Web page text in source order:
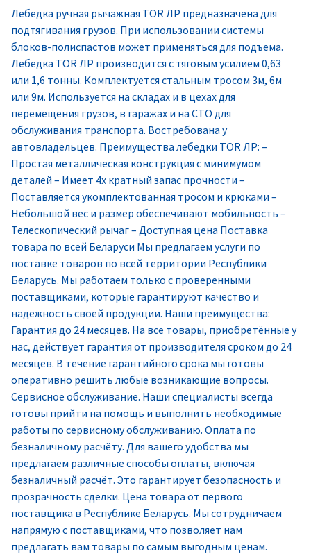
Лебедка ручная рычажная TOR ЛР предназначена для
подтягивания грузов. При использовании системы
блоков-полиспастов может применяться для подъема.
Лебедка TOR ЛР производится с тяговым усилием 0,63
или 1,6 тонны. Комплектуется стальным тросом 3м, 6м
или 9м. Используется на складах и в цехах для
перемещения грузов, в гаражах и на СТО для
обслуживания транспорта. Востребована у
автовладельцев. Преимущества лебедки TOR ЛР: –
Простая металлическая конструкция с минимумом
деталей – Имеет 4х кратный запас прочности –
Поставляется укомплектованная тросом и крюками –
Небольшой вес и размер обеспечивают мобильность –
Телескопический рычаг – Доступная цена Поставка
товара по всей Беларуси Мы предлагаем услуги по
поставке товаров по всей территории Республики
Беларусь. Мы работаем только с проверенными
поставщиками, которые гарантируют качество и
надёжность своей продукции. Наши преимущества:
Гарантия до 24 месяцев. На все товары, приобретённые у
нас, действует гарантия от производителя сроком до 24
месяцев. В течение гарантийного срока мы готовы
оперативно решить любые возникающие вопросы.
Сервисное обслуживание. Наши специалисты всегда
готовы прийти на помощь и выполнить необходимые
работы по сервисному обслуживанию. Оплата по
безналичному расчёту. Для вашего удобства мы
предлагаем различные способы оплаты, включая
безналичный расчёт. Это гарантирует безопасность и
прозрачность сделки. Цена товара от первого
поставщика в Республике Беларусь. Мы сотрудничаем
напрямую с поставщиками, что позволяет нам
предлагать вам товары по самым выгодным ценам.